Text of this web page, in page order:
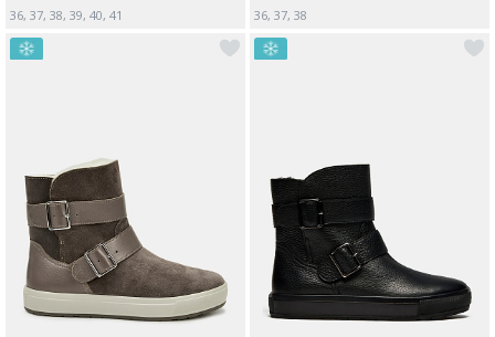
О компании
36, 37, 38, 39, 40, 41
36, 37, 38